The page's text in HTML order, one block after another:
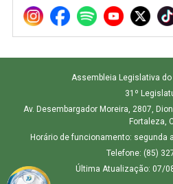
Assembleia Legislativa do
31º
Av. Desembargador Moreira, 2807,
Fortaleza,
Horário de funcionamento: segunda
Telefone: (85)
Última Atualização: 07/